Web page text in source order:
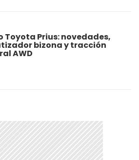
Toyota Prius: novedades,
bizona y tracción
AWD